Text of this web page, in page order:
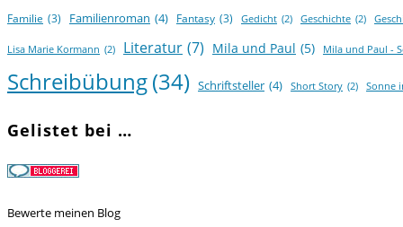
Familie (3) Familienroman (4) Fantasy (3) Gedicht (2) Geschichte (2)
Lisa Marie Kormann (2) Literatur (7) Mila und Paul (5) Mila und Paul -
Schreibübung(34) Schriftsteller (4) Short Story (2) Sonne
Gelistet bei …
Bewerte meinen Blog